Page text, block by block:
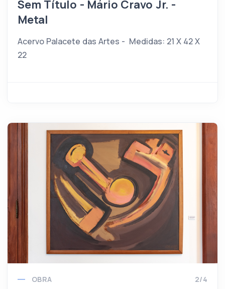
Sem Título - Mário Cravo Jr. -
Metal
Acervo Palacete das Artes - Medidas: 21 X 42 X
22
OBRA 2/4